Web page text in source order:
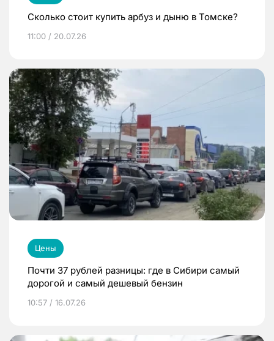
Сколько стоит купить арбуз и дыню в Томске?
11:00 / 20.07.26
Цены
Почти 37 рублей разницы: где в Сибири самый
дорогой и самый дешевый бензин
10:57 / 16.07.26